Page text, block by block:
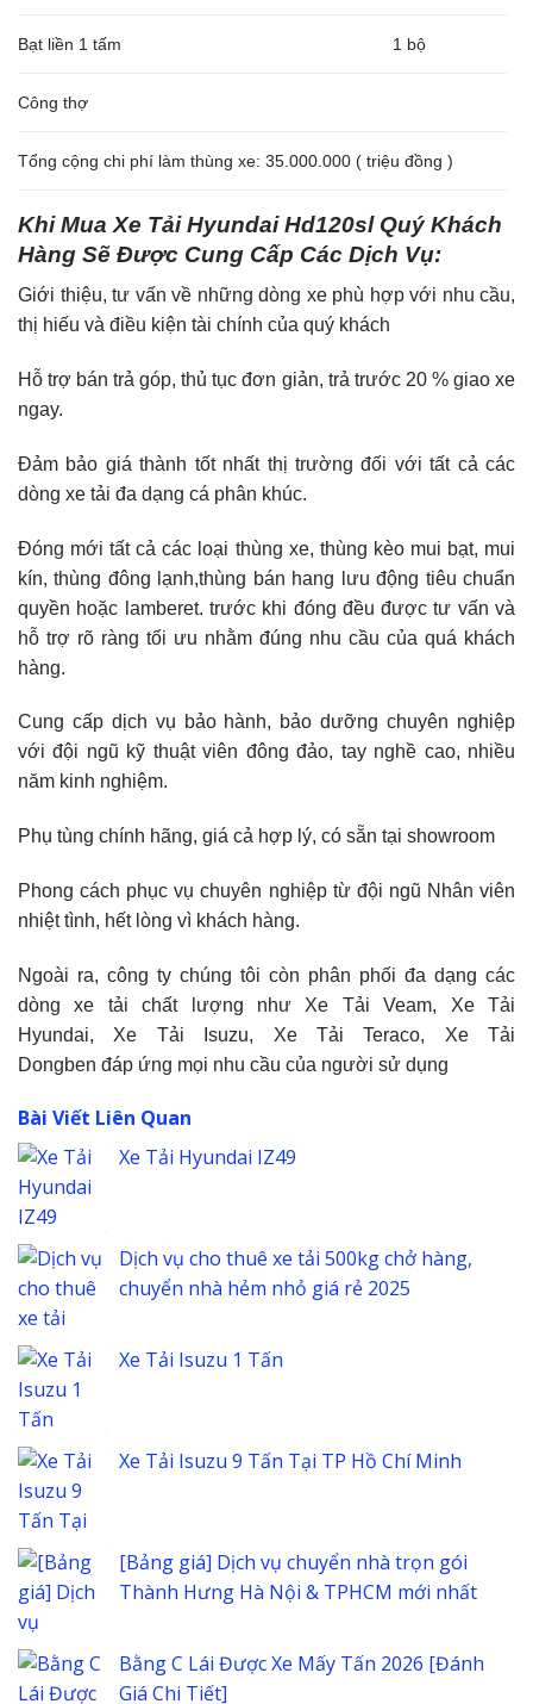
Bạt liền 1 tấm 1 bộ
Công thợ
Tổng cộng chi phí làm thùng xe: 35.000.000 ( triệu đồng )
Khi Mua Xe Tải Hyundai Hd120sl Quý Khách
Hàng Sẽ Được Cung Cấp Các Dịch Vụ:
Giới thiệu, tư vấn về những dòng xe phù hợp với nhu cầu,
thị hiếu và điều kiện tài chính của quý khách
Hỗ trợ bán trả góp, thủ tục đơn giản, trả trước 20 % giao xe
ngay.
Đảm bảo giá thành tốt nhất thị trường đối với tất cả các
dòng xe tải đa dạng cá phân khúc.
Đóng mới tất cả các loại thùng xe, thùng kèo mui bạt, mui
kín, thùng đông lạnh,thùng bán hang lưu động tiêu chuẩn
quyền hoặc lamberet. trước khi đóng đều được tư vấn và
hỗ trợ rõ ràng tối ưu nhằm đúng nhu cầu của quá khách
hàng.
Cung cấp dịch vụ bảo hành, bảo dưỡng chuyên nghiệp
với đội ngũ kỹ thuật viên đông đảo, tay nghề cao, nhiều
năm kinh nghiệm.
Phụ tùng chính hãng, giá cả hợp lý, có sẵn tại showroom
Phong cách phục vụ chuyên nghiệp từ đội ngũ Nhân viên
nhiệt tình, hết lòng vì khách hàng.
Ngoài ra, công ty chúng tôi còn phân phối đa dạng các
dòng xe tải chất lượng như Xe Tải Veam, Xe Tải
Hyundai, Xe Tải Isuzu, Xe Tải Teraco, Xe Tải
Dongben đáp ứng mọi nhu cầu của người sử dụng
Bài Viết Liên Quan
Xe Tải Hyundai IZ49
Dịch vụ cho thuê xe tải 500kg chở hàng,
chuyển nhà hẻm nhỏ giá rẻ 2025
Xe Tải Isuzu 1 Tấn
Xe Tải Isuzu 9 Tấn Tại TP Hồ Chí Minh
[Bảng giá] Dịch vụ chuyển nhà trọn gói
Thành Hưng Hà Nội & TPHCM mới nhất
Bằng C Lái Được Xe Mấy Tấn 2026 [Đánh
Giá Chi Tiết]